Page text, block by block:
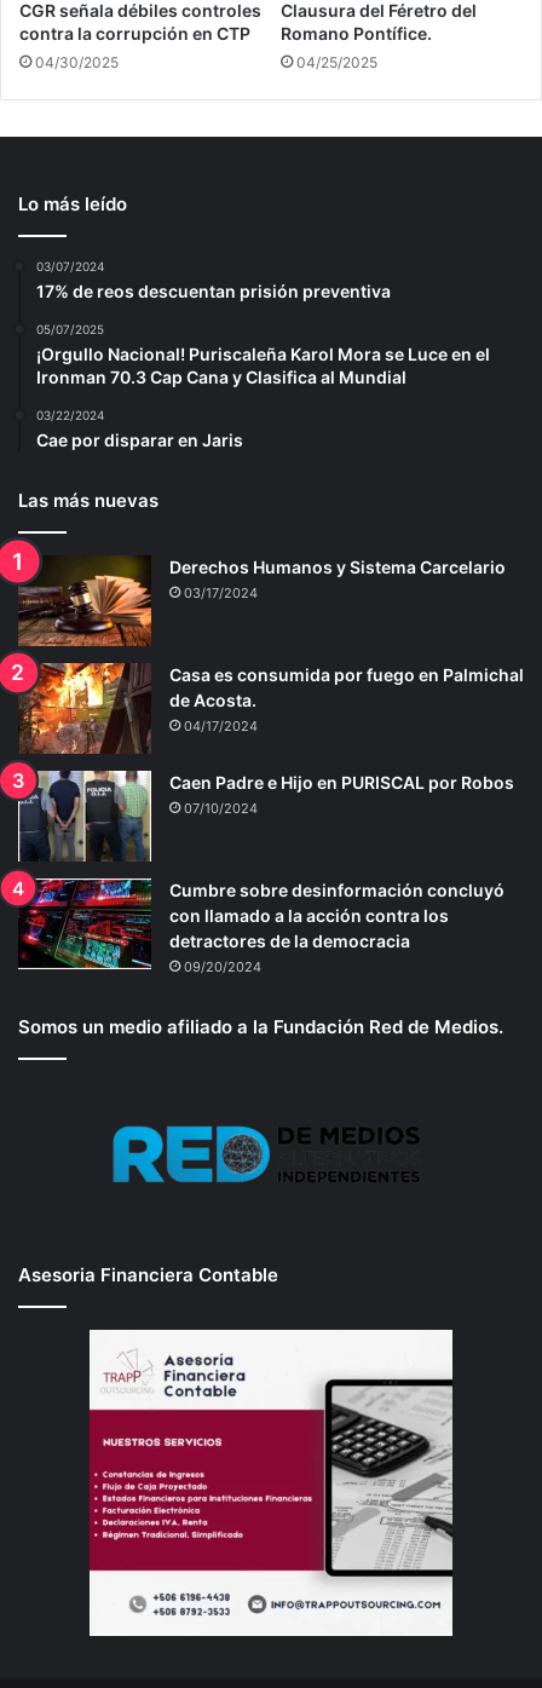
CGR señala débiles controles
contra la corrupción en CTP
04/30/2025
Clausura del Féretro del
Romano Pontífice.
04/25/2025
Lo más leído
03/07/2024
17% de reos descuentan prisión preventiva
05/07/2025
¡Orgullo Nacional! Puriscaleña Karol Mora se Luce en el
Ironman 70.3 Cap Cana y Clasifica al Mundial
03/22/2024
Cae por disparar en Jaris
Las más nuevas
Derechos Humanos y Sistema Carcelario
03/17/2024
Casa es consumida por fuego en Palmichal
de Acosta.
04/17/2024
Caen Padre e Hijo en PURISCAL por Robos
07/10/2024
Cumbre sobre desinformación concluyó
con llamado a la acción contra los
detractores de la democracia
09/20/2024
Somos un medio afiliado a la Fundación Red de Medios.
Asesoria Financiera Contable